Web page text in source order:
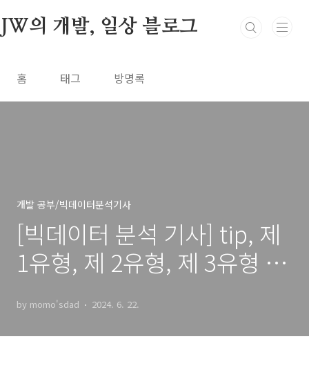
JW의 개발, 일상 블로그
홈 태그 방명록
개발 공부/빅데이터분석기사
[빅데이터 분석 기사] tip, 제
1유형, 제 2유형, 제 3유형 통
by momo'sdad 2024. 6. 22.